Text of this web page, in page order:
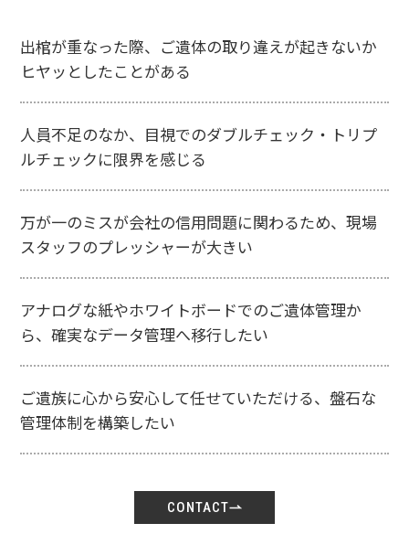
出棺が重なった際、ご遺体の取り違えが起きないか
ヒヤッとしたことがある
人員不足のなか、目視でのダブルチェック・トリプ
ルチェックに限界を感じる
万が一のミスが会社の信用問題に関わるため、現場
スタッフのプレッシャーが大きい
アナログな紙やホワイトボードでのご遺体管理か
ら、確実なデータ管理へ移行したい
ご遺族に心から安心して任せていただける、盤石な
管理体制を構築したい
CONTACT